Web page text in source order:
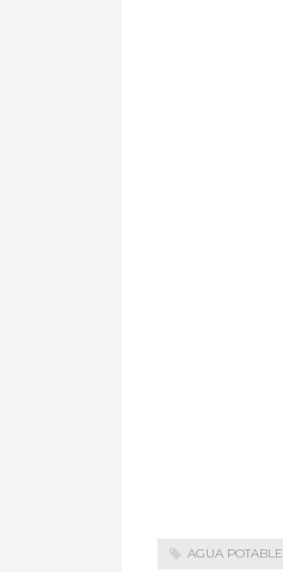
AGUA POTABLE